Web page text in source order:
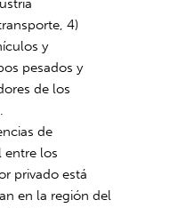
4)
y
pesados y
de los
de
entre los
privado está
en la región del